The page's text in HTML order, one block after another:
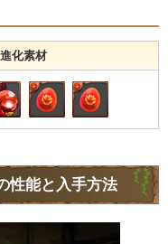
進化素材
性能と入手方法